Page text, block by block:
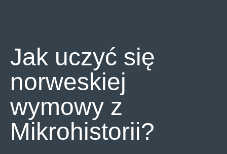
Jak uczyć się
norweskiej
wymowy z
Mikrohistorii?